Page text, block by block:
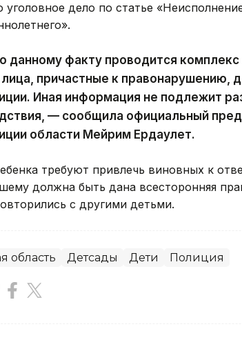
уголовное дело по статье
данному факту проводится комплекс
лица, причастные к правонарушению,
Иная информация не подлежит
— сообщила официальный
области Мейрим Ердаулет.
требуют привлечь виновных к
должна быть дана всесторонняя
с другими детьми.
область Детсады Дети Полиция